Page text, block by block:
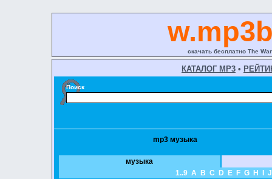
скачать бесплатно The
КАТАЛОГ MP3 •
Поиск
mp3 музыка
музыка
1..9 A B C D E F G H J